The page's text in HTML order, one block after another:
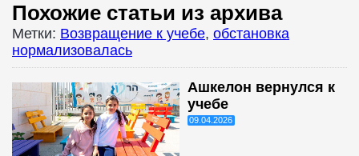
Похожие статьи из архива
Метки: Возвращение к учебе, обстановка
нормализовалась
Ашкелон вернулся к
учебе
09.04.2026